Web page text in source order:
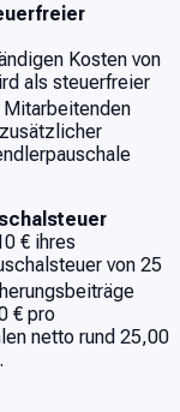
Kosten von
als steuerfreier
Mitarbeitenden
€ ihres
von 25
€ pro
netto rund 25,00